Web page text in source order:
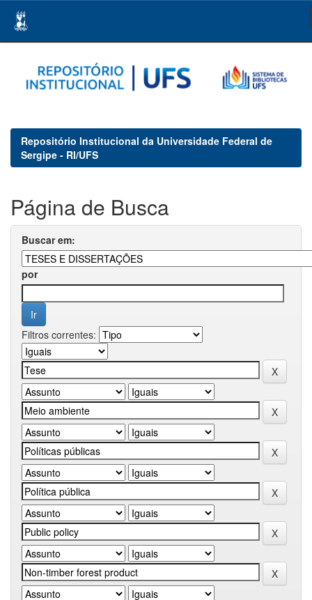
navigation
Repositório Institucional da Universidade Federal de
Sergipe - RI/UFS
Página de Busca
Buscar em:
por
Filtros correntes: